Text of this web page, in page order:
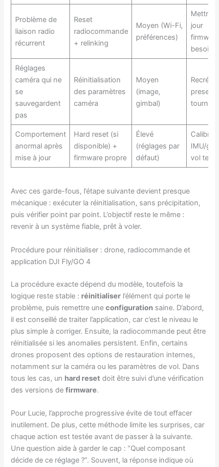
Problème de
liaison radio
récurrent
Reset
radiocommande
+ relinking
Moyen (Wi-Fi,
préférences)
Mettre à
jour
besoin
Réglages
caméra qui ne
se
sauvegardent
pas
Réinitialisation
des paramètres
caméra
Moyen
(image,
gimbal)
Recréer
preset
Comportement
anormal après
mise à jour
Hard reset (si
disponible) +
firmware propre
Élevé
(réglages par
défaut)
IMU/
vol test
Avec ces garde-fous, l’étape suivante devient presque
mécanique : exécuter la réinitialisation, sans précipitation,
puis vérifier point par point. L’objectif reste le même :
revenir à un système fiable, prêt à voler.
Procédure pour réinitialiser : drone, radiocommande et
application DJI Fly/GO 4
La procédure exacte dépend du modèle, toutefois la
logique reste stable : réinitialiser l’élément qui porte le
problème, puis remettre uneconfiguration saine. D’abord,
il est conseillé de traiter l’application, car c’est le niveau le
plus simple à corriger. Ensuite, la radiocommande peut être
réinitialisée si les anomalies persistent. Enfin, certains
drones proposent des options de restauration internes,
notamment sur la caméra ou les paramètres de vol. Dans
tous les cas, un hard reset doit être suivi d’une vérification
des versions defirmware.
Pour Lucie, l’approche progressive évite de tout effacer
inutilement. De plus, cette méthode limite les surprises, car
chaque action est testée avant de passer à la suivante.
Une question aide à garder le cap : “Quel composant
décide de ce réglage ?”. Souvent, la réponse indique où